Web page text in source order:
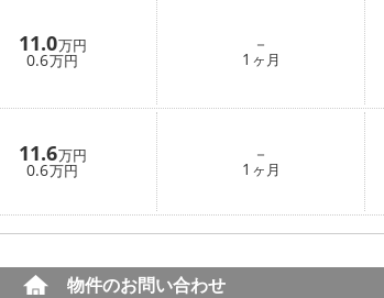
11.0万円
0.6万円
－
1 ヶ月
11.6万円
0.6万円
－
1 ヶ月
物件のお問い合わせ